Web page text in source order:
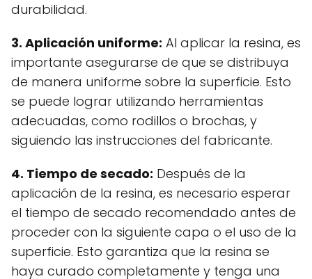
durabilidad.
3. Aplicación uniforme: Al aplicar la resina, es
importante asegurarse de que se distribuya
de manera uniforme sobre la superficie. Esto
se puede lograr utilizando herramientas
adecuadas, como rodillos o brochas, y
siguiendo las instrucciones del fabricante.
4. Tiempo de secado: Después de la
aplicación de la resina, es necesario esperar
el tiempo de secado recomendado antes de
proceder con la siguiente capa o el uso de la
superficie. Esto garantiza que la resina se
haya curado completamente y tenga una